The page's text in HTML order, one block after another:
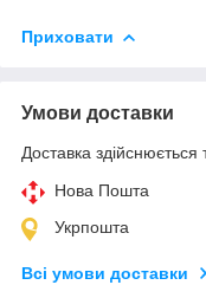
Приховати
Умови доставки
Доставка здійснюється
Нова Пошта
Укрпошта
Всі умови доставки